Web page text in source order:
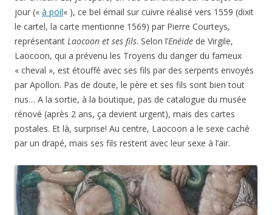
jour (« à poil« ), ce bel émail sur cuivre réalisé vers 1559 (dixit
le cartel, la carte mentionne 1569) par Pierre Courteys,
représentant Laocoon et ses fils. Selon l’Enéide de Virgile,
Laocoon, qui a prévenu les Troyens du danger du fameux
« cheval », est étouffé avec ses fils par des serpents envoyés
par Apollon. Pas de doute, le père et ses fils sont bien tout
nus… A la sortie, à la boutique, pas de catalogue du musée
rénové (après 2 ans, ça devient urgent), mais des cartes
postales. Et là, surprise! Au centre, Laocoon a le sexe caché
par un drapé, mais ses fils restent avec leur sexe à l’air.